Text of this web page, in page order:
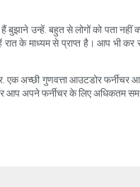
उन्हें. बहुत से लोगों को पता
के माध्यम से प्राप्त है। आप भी
एक अच्छी गुणवत्ता आउटडोर
आप अपने फर्नीचर के लिए अधिकतम